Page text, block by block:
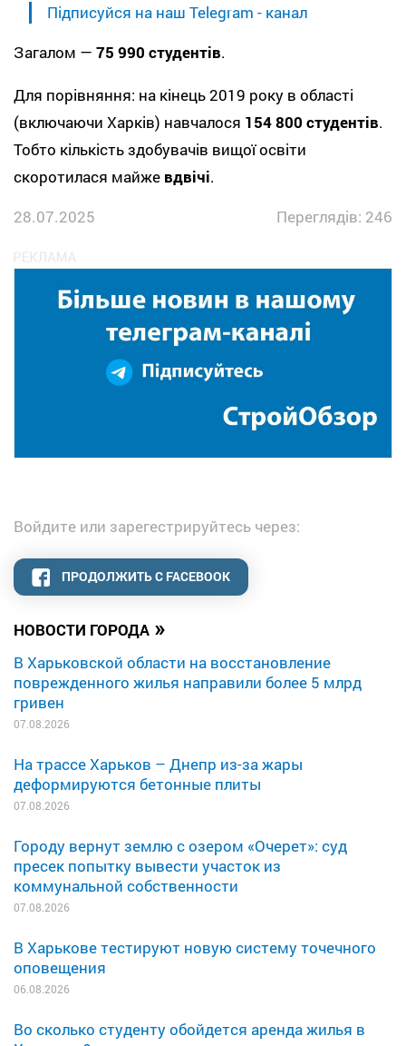
НОВОСТИ ГОРОДА »
В Харьковской области на восстановление
поврежденного жилья направили более 5 млрд
гривен
07.08.2026
На трассе Харьков – Днепр из-за жары
деформируются бетонные плиты
07.08.2026
Городу вернут землю с озером «Очерет»: суд
пресек попытку вывести участок из
коммунальной собственности
07.08.2026
В Харькове тестируют новую систему точечного
оповещения
06.08.2026
Во сколько студенту обойдется аренда жилья в
Підписуйся на наш Telegram - канал
Загалом — 75 990 студентів.
Для порівняння: на кінець 2019 року в області
(включаючи Харків) навчалося 154 800 студентів.
Тобто кількість здобувачів вищої освіти
скоротилася майже вдвічі.
28.07.2025
Переглядів: 246
Войдите или зарегестрируйтесь через:
ПРОДОЛЖИТЬ С FACEBOOK